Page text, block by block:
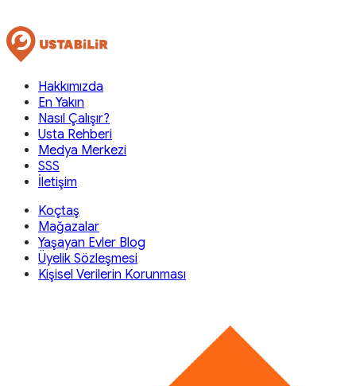
Hakkımızda
En Yakın
Nasıl Çalışır?
Usta Rehberi
Medya Merkezi
SSS
İletişim
Koçtaş
Mağazalar
Yaşayan Evler Blog
Üyelik Sözleşmesi
Kişisel Verilerin Korunması